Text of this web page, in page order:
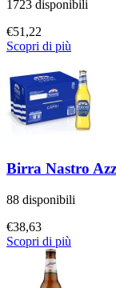
1723 disponibili
€51,22
Scopri di più
Birra Nastro
88 disponibili
€38,63
Scopri di più